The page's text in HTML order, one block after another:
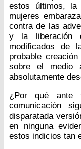
estos últimos, la
mujeres
contra de las
y la liberación
modificados de
probable
sobre el medio
absolutamente
¿Por qué ante
comunicación
disparatada
en ninguna
estos indicios tan